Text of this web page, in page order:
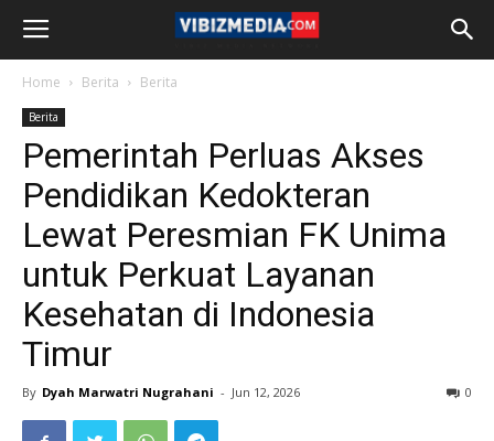
Home Berita Berita
Berita
Pemerintah Perluas Akses
Pendidikan Kedokteran
Lewat Peresmian FK Unima
untuk Perkuat Layanan
Kesehatan di Indonesia
Timur
By Dyah Marwatri Nugrahani - Jun 12, 2026 0